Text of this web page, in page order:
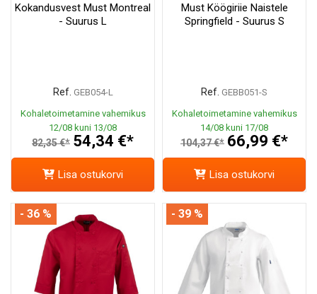
Kokandusvest Must Montreal
- Suurus L
Ref. GEB054-L
Kohaletoimetamine vahemikus
12/08 kuni 13/08
82,35 €* 54,34 €*
Lisa ostukorvi
Must Köögiriie Naistele
Springfield - Suurus S
Ref. GEBB051-S
Kohaletoimetamine vahemikus
14/08 kuni 17/08
104,37 €* 66,99 €*
Lisa ostukorvi
- 36 % - 39 %